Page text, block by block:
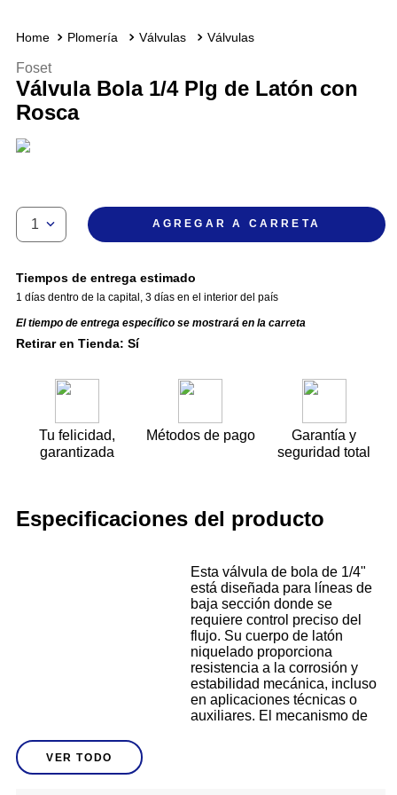
Plomería Válvulas Válvulas
Foset
Válvula Bola 1/4 Plg de Latón con
Rosca
1 AGREGAR A CARRETA
Tiempos de entrega estimado
1 días dentro de la capital 3 días en el interior del país
El tiempo de entrega específico se mostrará en la carreta
Retirar en Tienda: Sí
Tu felicidad,
garantizada
Métodos de pago
Garantía y
seguridad total
Especificaciones del producto
Descripción
Esta válvula de bola de 1/4"
está diseñada para líneas de
baja sección donde se
requiere control preciso del
flujo. Su cuerpo de latón
niquelado proporciona
resistencia a la corrosión y
estabilidad mecánica, incluso
en aplicaciones técnicas o
auxiliares. El mecanismo de
VER TODO